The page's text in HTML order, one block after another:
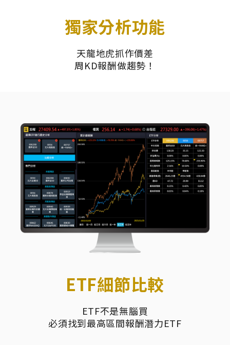
獨家分析功能
天龍地虎抓作價差
周KD報酬做趨勢！
ETF細節比較
ETF不是無腦買
必須找到最高區間報酬潛力ETF